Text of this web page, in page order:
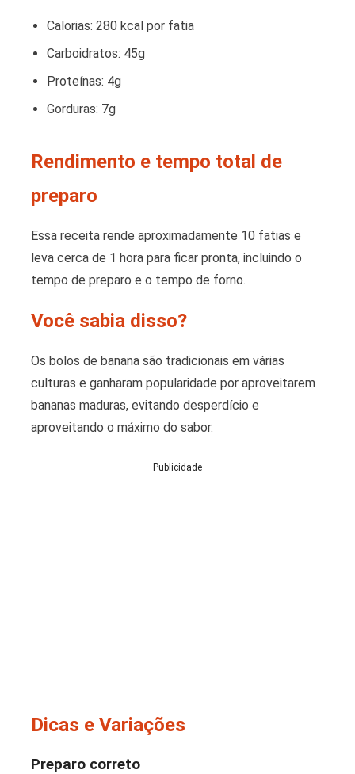
Calorias: 280 kcal por fatia
Carboidratos: 45g
Proteínas: 4g
Gorduras: 7g
Rendimento e tempo total de
preparo
Essa receita rende aproximadamente 10 fatias e
leva cerca de 1 hora para ficar pronta, incluindo o
tempo de preparo e o tempo de forno.
Você sabia disso?
Os bolos de banana são tradicionais em várias
culturas e ganharam popularidade por aproveitarem
bananas maduras, evitando desperdício e
aproveitando o máximo do sabor.
Publicidade
Dicas e Variações
Preparo correto